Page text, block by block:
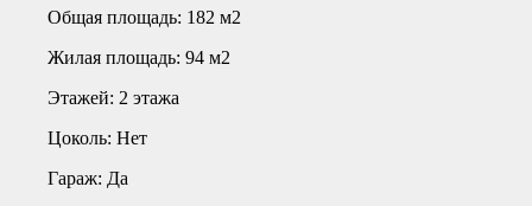
Общая площадь: 182 м2
Жилая площадь: 94 м2
Этажей: 2 этажа
Цоколь: Нет
Гараж: Да